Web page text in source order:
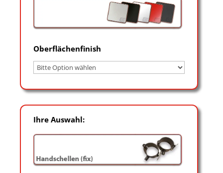
Oberflächenfinish
Ihre Auswahl: